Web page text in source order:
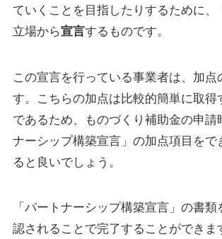
ていくことを目指したりするために、
立場から宣言するものです。
この宣言を行っている事業者は、加点
す。こちらの加点は比較的簡単に取得
であるため、ものづくり補助金の申請
ナーシップ構築宣言」の加点項目をで
ると良いでしょう。
「パートナーシップ構築宣言」の書
認されることで完了することができま